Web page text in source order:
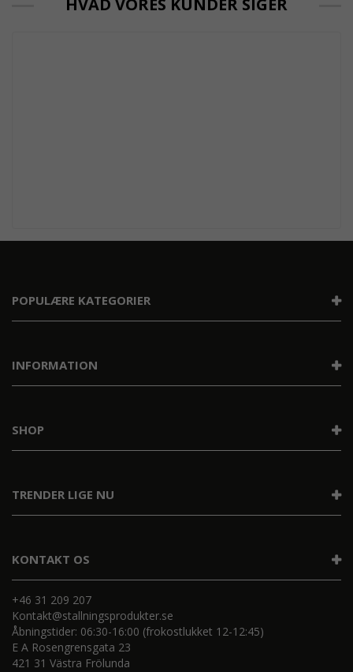
HVAD VORES KUNDER SIGER
KONTAKT OS
+46 31 209 207
Kontakt@stallningsprodukter.se
Åbningstider: 06:30-16:00 (frokostlukket 12-12:45)
E A Rosengrensgata 23
421 31 Västra Frölunda
POPULÆRE KATEGORIER
INFORMATION
TRENDER LIGE NU
SHOP